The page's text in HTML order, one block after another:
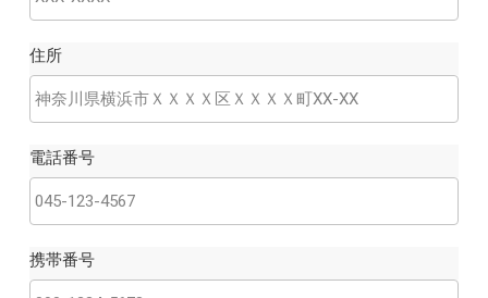
住所
電話番号
携帯番号